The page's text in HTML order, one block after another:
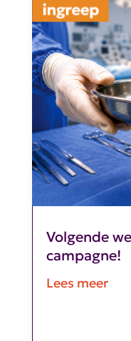
Volgende
campagne!
Lees meer